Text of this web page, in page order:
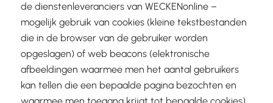
de dienstenleveranciers van WECKENonline –
mogelijk gebruik van cookies (kleine tekstbestanden
die in de browser van de gebruiker worden
opgeslagen) of web beacons (elektronische
afbeeldingen waarmee men het aantal gebruikers
kan tellen die een bepaalde pagina bezochten en